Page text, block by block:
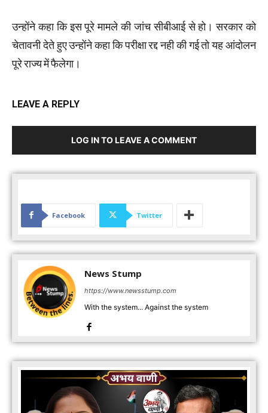
उन्होंने कहा कि इस पूरे मामले की जांच सीबीआई से हो। सरकार को
चेतावनी देते हुए उन्होंने कहा कि परीक्षा रद्द नही की गई तो यह आंदोलन
पूरे राज्य में फैलेगा।
LEAVE A REPLY
LOG IN TO LEAVE A COMMENT
Facebook Twitter
News Stump
https://www.newsstump.com
With the system... Against the system